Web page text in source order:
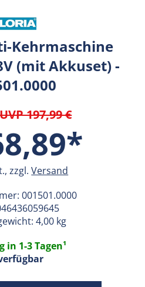
Kehrmaschine
(mit Akkuset) -
UVP 197,99 €
zzgl.Versand
001501.0000
4,00 kg
in 1-3 Tagen¹